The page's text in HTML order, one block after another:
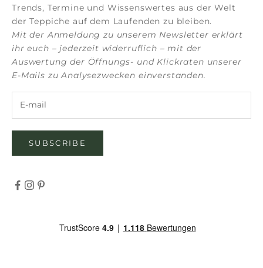
Trends, Termine und Wissenswertes aus der Welt
der Teppiche auf dem Laufenden zu bleiben.
Mit der Anmeldung zu unserem Newsletter erklärt
ihr euch – jederzeit widerruflich – mit der
Auswertung der Öffnungs- und Klickraten unserer
E-Mails zu Analysezwecken einverstanden.
SUBSCRIBE